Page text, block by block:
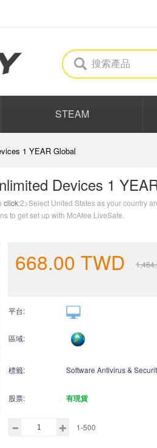
STEAM
1 YEAR Global
Devices 1
click;2>Select United States as your country
to get set up with McAfee LiveSafe.
668.00 TWD
平台:
區域:
標籤: Software Antivirus &
股票: 有現貨
1-500